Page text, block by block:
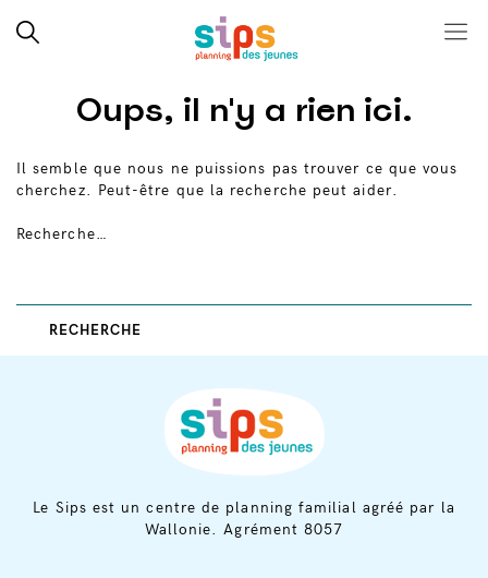
Rechercher
Oups, il n'y a rien ici.
Il semble que nous ne puissions pas trouver ce que vous
cherchez. Peut-être que la recherche peut aider.
Recherche…
Le Sips est un centre de planning familial agréé par la
Wallonie. Agrément 8057